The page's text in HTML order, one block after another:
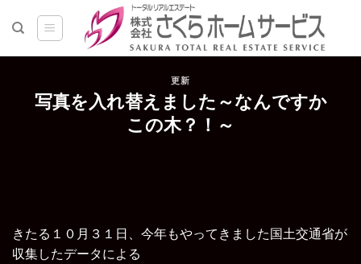
更新
写真を入れ替えました～なんですか
この木？！～
きたる１０月３１日、今年もやってきました国土交通省が
収集したデータによる